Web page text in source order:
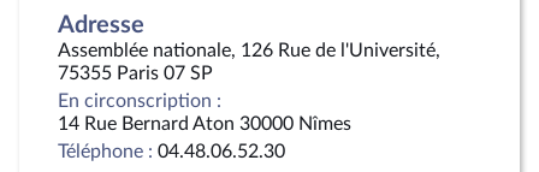
Adresse
Assemblée nationale, 126 Rue de l'Université,
75355 Paris 07 SP
En circonscription :
14 Rue Bernard Aton 30000 Nîmes
Téléphone : 04.48.06.52.30